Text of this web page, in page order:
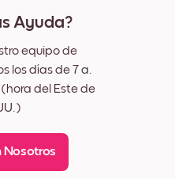
Ayuda?
equipo de
los días de 7 a.
del Este de
Nosotros